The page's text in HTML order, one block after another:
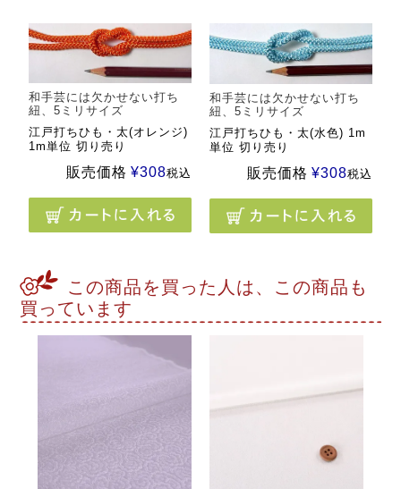
和手芸には欠かせない打ち
紐、5ミリサイズ
江戸打ちひも・太(オレンジ)
1m単位 切り売り
販売価格 ¥308税込
和手芸には欠かせない打ち
紐、5ミリサイズ
江戸打ちひも・太(水色) 1m
単位 切り売り
販売価格 ¥308税込
この商品を買った人は、この商品も
買っています